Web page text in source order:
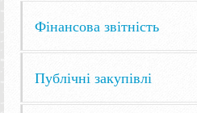
Фінансова звітність
Публічні закупівлі